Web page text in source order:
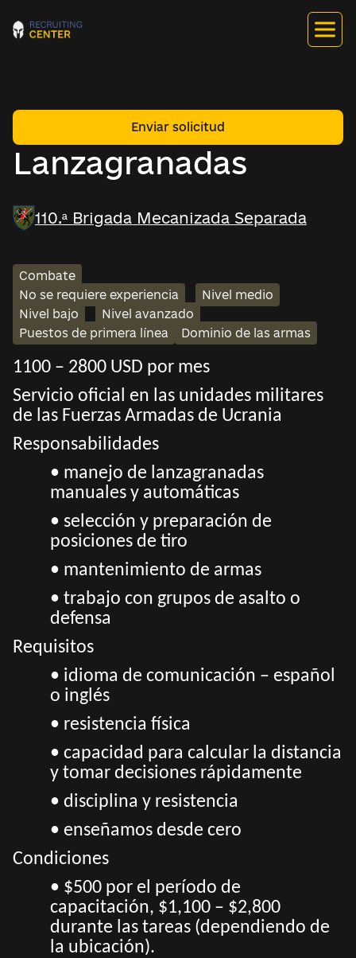
Lanzagranadas
Enviar solicitud
110.ª Brigada Mecanizada Separada
Combate
No se requiere experiencia
Nivel medio
Nivel bajo
Nivel avanzado
Puestos de primera línea
Dominio de las armas
1100 – 2800 USD por mes
Servicio oficial en las unidades militares
de las Fuerzas Armadas de Ucrania
Responsabilidades
• manejo de lanzagranadas
manuales y automáticas
• selección y preparación de
posiciones de tiro
• mantenimiento de armas
• trabajo con grupos de asalto o
defensa
Requisitos
• idioma de comunicación – español
o inglés
• resistencia física
• capacidad para calcular la distancia
y tomar decisiones rápidamente
• disciplina y resistencia
• enseñamos desde cero
Condiciones
• $500 por el período de
capacitación, $1,100 – $2,800
durante las tareas (dependiendo de
la ubicación).